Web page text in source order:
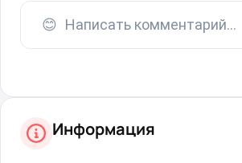
😊 Написать комментарий...
Информация